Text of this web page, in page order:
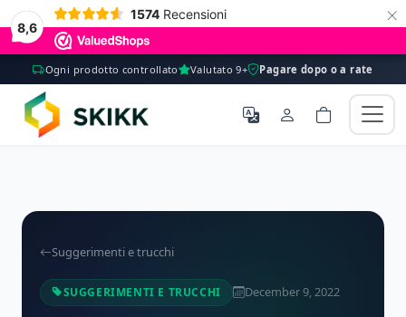
8,6
1574 Recensioni ×
Ogni prodotto controllato Valutato 9+ Pagare dopo o a rate
Suggerimenti e trucchi
SUGGERIMENTI E TRUCCHI December 9, 2022